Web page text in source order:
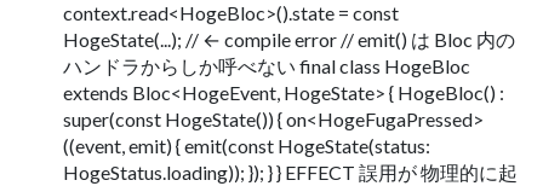
context.read<HogeBloc>().state = const
HogeState(...); // ← compile error // emit() は Bloc 内の
ハンドラからしか呼べない final class HogeBloc
extends Bloc<HogeEvent, HogeState> { HogeBloc() :
super(const HogeState()) { on<HogeFugaPressed>
((event, emit) { emit(const HogeState(status:
HogeStatus.loading)); }); } } EFFECT 誤用が 物理的に起